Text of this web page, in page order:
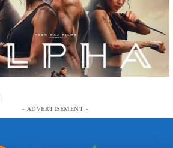
- ADVERTISEMENT -